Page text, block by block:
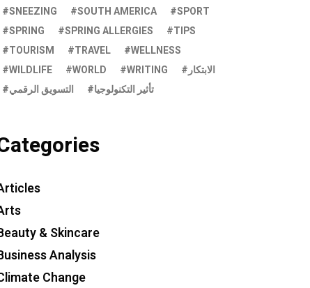
SNEEZING
SOUTH AMERICA
SPORT
SPRING
SPRING ALLERGIES
TIPS
TOURISM
TRAVEL
WELLNESS
WILDLIFE
WORLD WRITING
الابتكار
التسويق الرقمي
تأثير التكنولوجيا
& Skincare
Analysis
Change